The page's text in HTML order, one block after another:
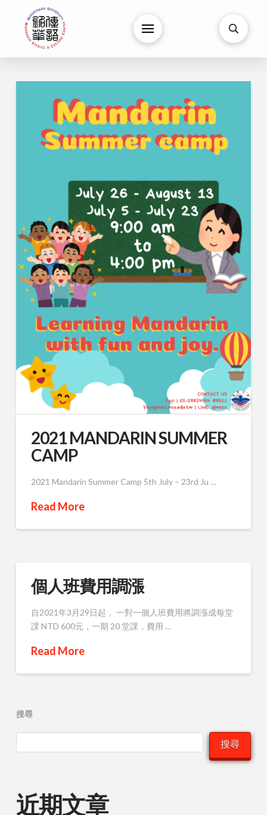
2021 MANDARIN SUMMER
CAMP
2021 Mandarin Summer Camp 5th July – 23rd Ju …
Read More
個人班費用調漲
自2021年3月29日起， 一對一個人班費用將調漲成每堂
課 NTD 600元，一期 20 堂課，費用 …
Read More
搜尋
搜尋
近期文章